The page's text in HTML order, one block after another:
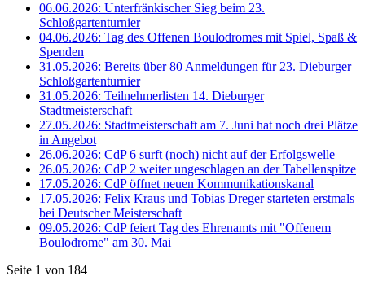
06.06.2026: Unterfränkischer Sieg beim 23.
Schloßgartenturnier
04.06.2026: Tag des Offenen Boulodromes mit Spiel, Spaß &
Spenden
31.05.2026: Bereits über 80 Anmeldungen für 23. Dieburger
Schloßgartenturnier
31.05.2026: Teilnehmerlisten 14. Dieburger
Stadtmeisterschaft
27.05.2026: Stadtmeisterschaft am 7. Juni hat noch drei Plätze
in Angebot
26.06.2026: CdP 6 surft (noch) nicht auf der Erfolgswelle
26.05.2026: CdP 2 weiter ungeschlagen an der Tabellenspitze
17.05.2026: CdP öffnet neuen Kommunikationskanal
17.05.2026: Felix Kraus und Tobias Dreger starteten erstmals
bei Deutscher Meisterschaft
09.05.2026: CdP feiert Tag des Ehrenamts mit "Offenem
Boulodrome" am 30. Mai
Seite 1 von 184